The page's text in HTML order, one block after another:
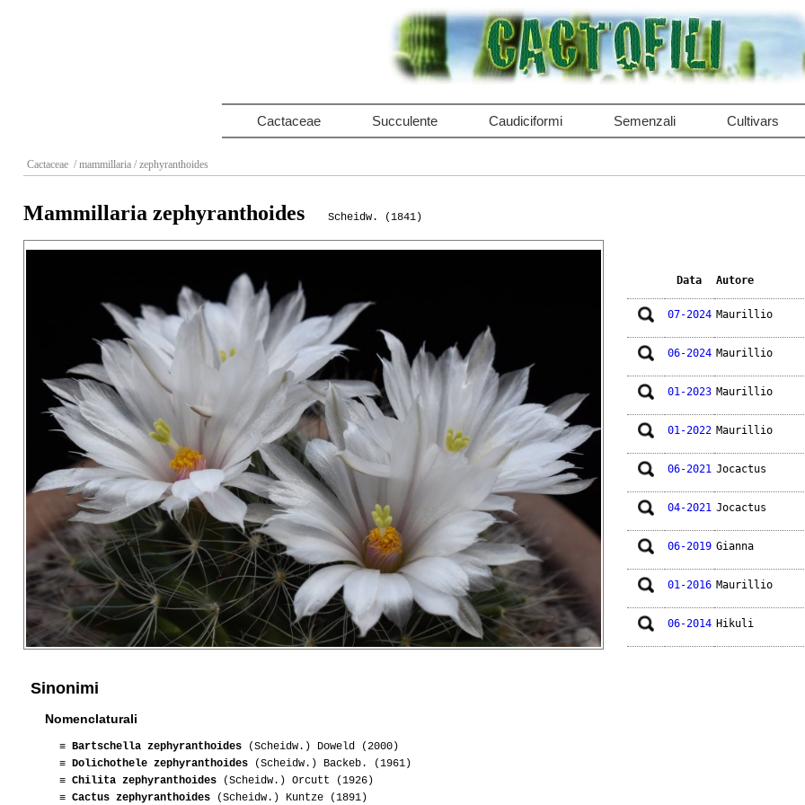
Cactaceae Succulente Caudiciformi Semenzali Cultivars
Cactaceae / mammillaria / zephyranthoides
Mammillaria zephyranthoides Scheidw. (1841)
Data Autore
07-2024 Maurillio
06-2024 Maurillio
01-2023 Maurillio
01-2022 Maurillio
06-2021 Jocactus
04-2021 Jocactus
06-2019 Gianna
01-2016 Maurillio
06-2014 Hikuli
Sinonimi
Nomenclaturali
≡ Bartschella zephyranthoides (Scheidw.) Doweld (2000)
≡ Dolichothele zephyranthoides (Scheidw.) Backeb. (1961)
≡ Chilita zephyranthoides (Scheidw.) Orcutt (1926)
≡ Cactus zephyranthoides (Scheidw.) Kuntze (1891)